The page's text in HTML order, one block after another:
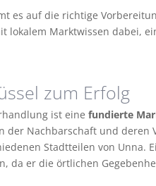
es auf die richtige
lokalem Marktwissen dabei,
zum Erfolg
ist eine fundierte
Nachbarschaft und deren
Stadtteilen von Unna.
da er die örtlichen